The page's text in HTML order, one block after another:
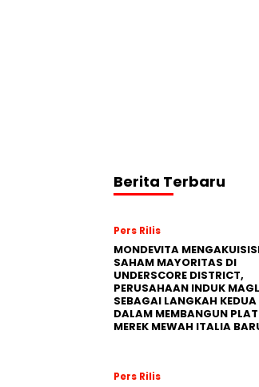
Berita Terbaru
Pers Rilis
MONDEVITA
SAHAM MAYORITAS DI
UNDERSCORE DISTRICT,
PERUSAHAAN INDUK
SEBAGAI LANGKAH KEDUA
DALAM MEMBANGUN
MEREK MEWAH ITALIA
Pers Rilis